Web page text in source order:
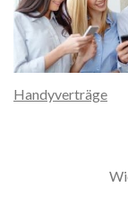
Handyverträge